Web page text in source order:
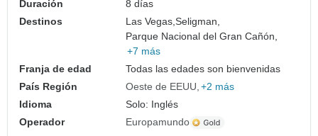
Duración
8 días
Destinos
Las Vegas,Seligman,
Parque Nacional del Gran Cañón,
+7 más
Franja de edad
Todas las edades son bienvenidas
País Región
Oeste de EEUU +2 más
Idioma
Solo: Inglés
Operador
Europamundo